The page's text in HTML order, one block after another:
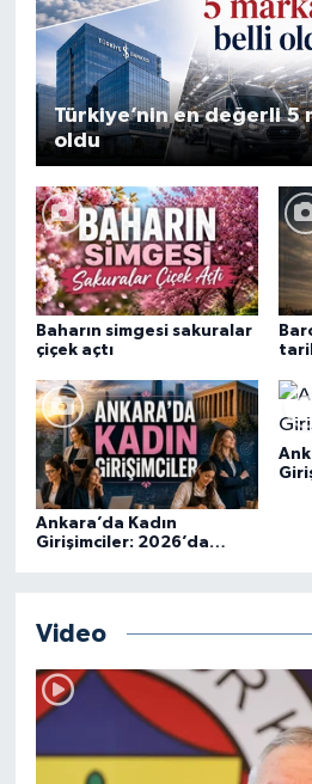
Türkiye’nin en değerli 5
oldu
Baharın simgesi sakuralar
çiçek açtı
Ankara’da Kadın
Girişimciler: 2026’da
Video